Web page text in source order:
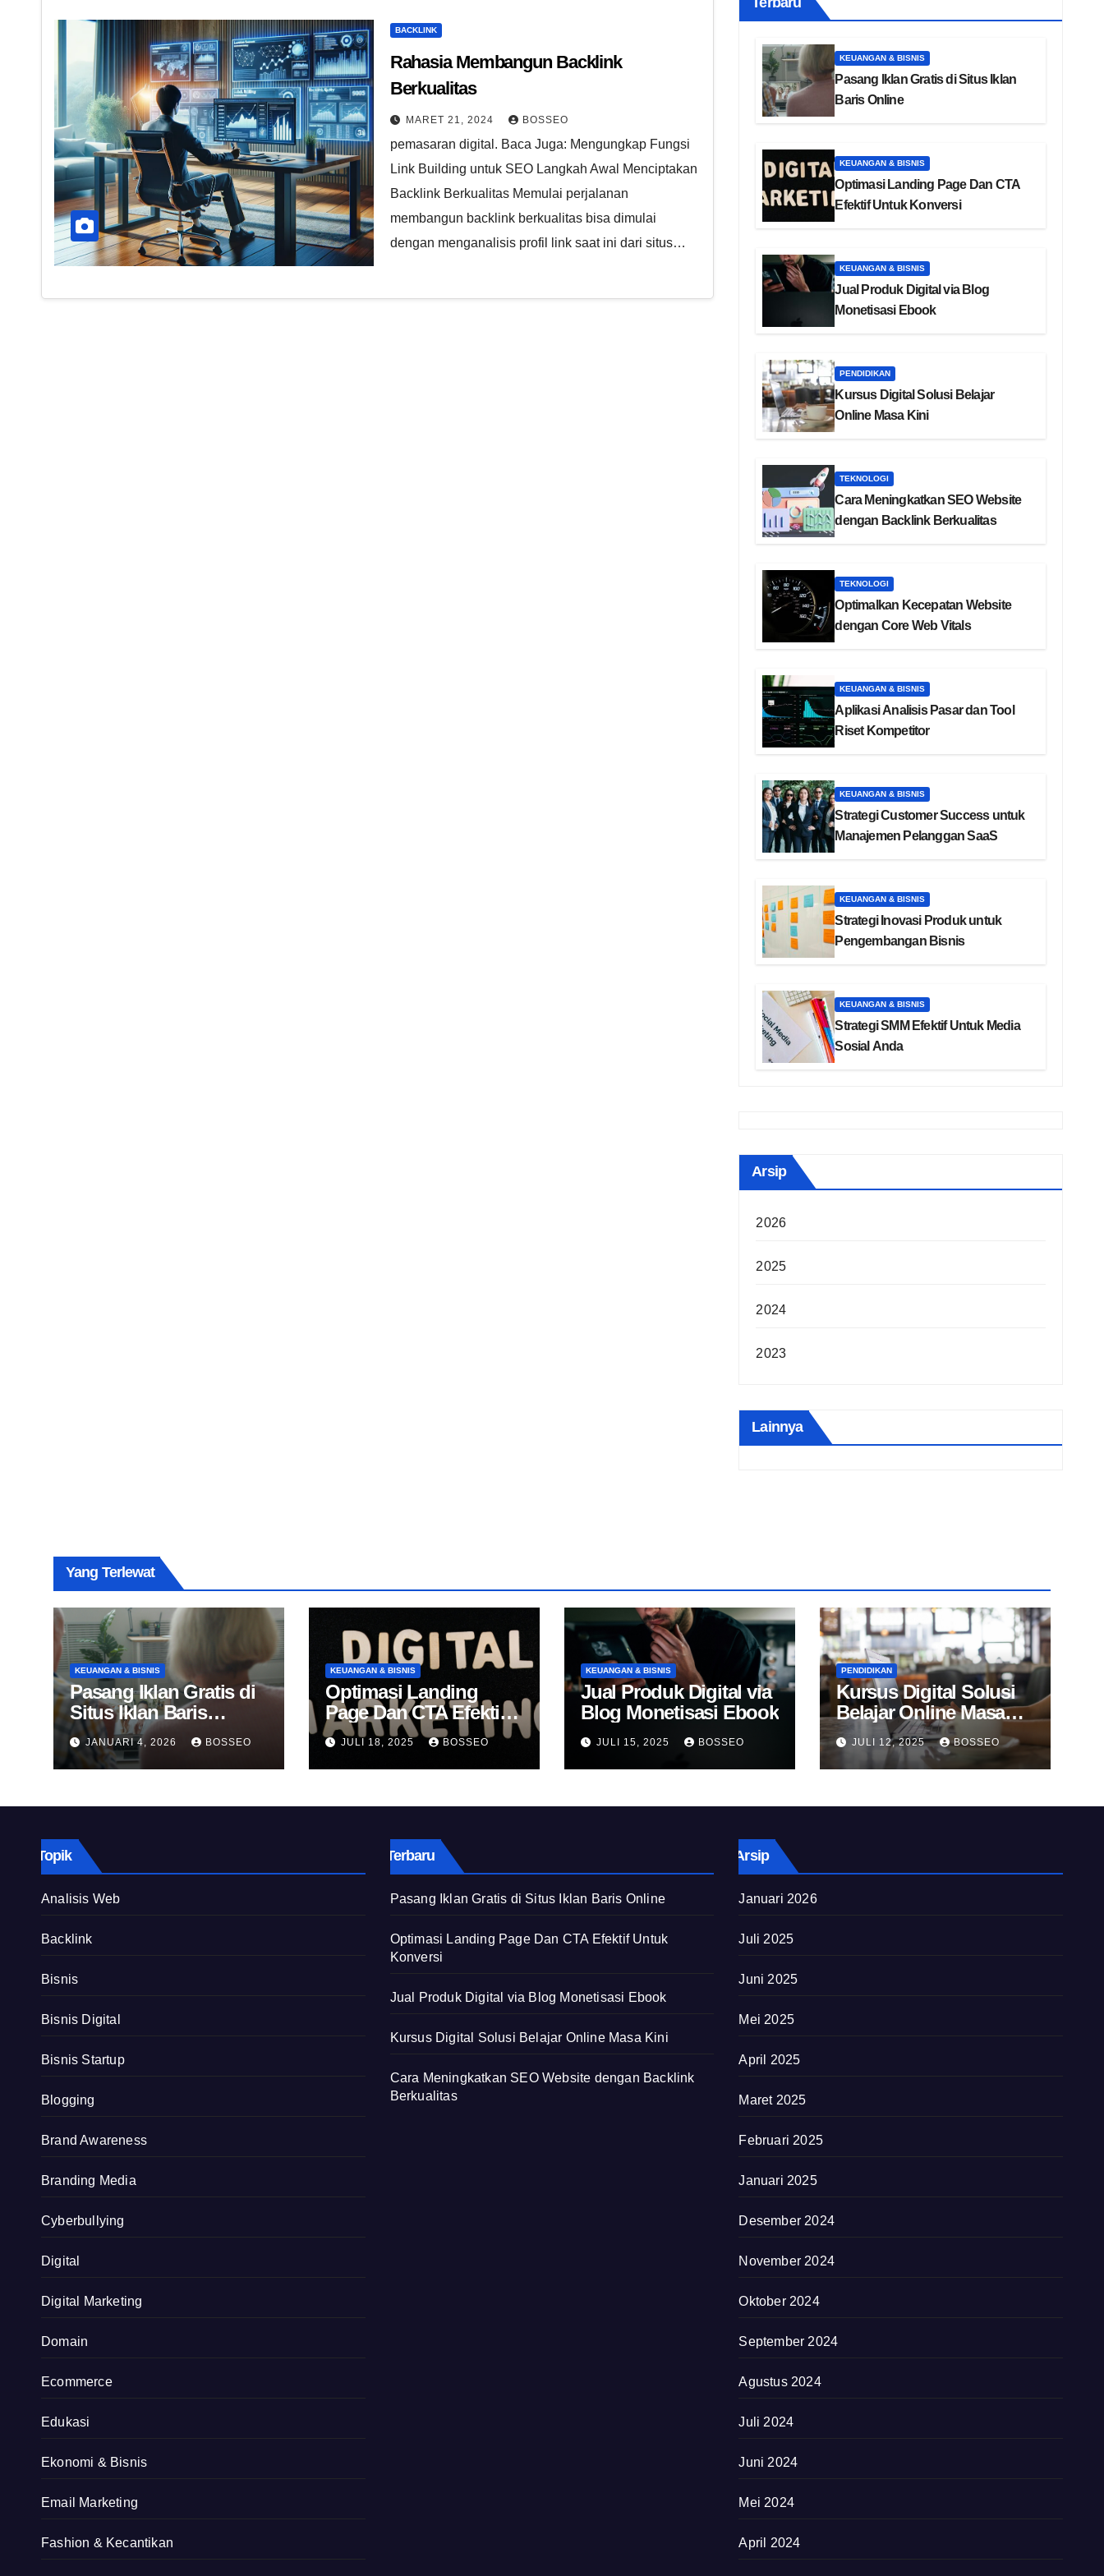
BACKLINK
Rahasia Membangun Backlink
Berkualitas
MARET 21, 2024 BOSSEO
pemasaran digital. Baca Juga: Mengungkap Fungsi
Link Building untuk SEO Langkah Awal Menciptakan
Backlink Berkualitas Memulai perjalanan
membangun backlink berkualitas bisa dimulai
dengan menganalisis profil link saat ini dari situs…
KEUANGAN & BISNIS
Pasang Iklan Gratis di Situs Iklan
Baris Online
KEUANGAN & BISNIS
Optimasi Landing Page Dan CTA
Efektif Untuk Konversi
KEUANGAN & BISNIS
Jual Produk Digital via Blog
Monetisasi Ebook
PENDIDIKAN
Kursus Digital Solusi Belajar
Online Masa Kini
TEKNOLOGI
Cara Meningkatkan SEO Website
dengan Backlink Berkualitas
TEKNOLOGI
Optimalkan Kecepatan Website
dengan Core Web Vitals
KEUANGAN & BISNIS
Aplikasi Analisis Pasar dan Tool
Riset Kompetitor
KEUANGAN & BISNIS
Strategi Customer Success untuk
Manajemen Pelanggan SaaS
KEUANGAN & BISNIS
Strategi Inovasi Produk untuk
Pengembangan Bisnis
KEUANGAN & BISNIS
Strategi SMM Efektif Untuk Media
Sosial Anda
Arsip
2026
2025
2024
2023
Lainnya
Yang Terlewat
KEUANGAN & BISNIS
Pasang Iklan Gratis di
Situs Iklan Baris
Online
JANUARI 4, 2026 BOSSEO
KEUANGAN & BISNIS
Optimasi Landing
Page Dan CTA Efektif
Untuk Konversi
JULI 18, 2025 BOSSEO
KEUANGAN & BISNIS
Jual Produk Digital via
Blog Monetisasi Ebook
JULI 15, 2025 BOSSEO
PENDIDIKAN
Kursus Digital Solusi
Belajar Online Masa
KiniJULI 12, 2025 BOSSEO
Topik
Analisis Web
Backlink
Bisnis
Bisnis Digital
Bisnis Startup
Blogging
Brand Awareness
Branding Media
Cyberbullying
Digital
Digital Marketing
Domain
Ecommerce
Edukasi
Ekonomi & Bisnis
Email Marketing
Fashion & Kecantikan
Terbaru
Pasang Iklan Gratis di Situs Iklan Baris Online
Optimasi Landing Page Dan CTA Efektif Untuk
Konversi
Jual Produk Digital via Blog Monetisasi Ebook
Kursus Digital Solusi Belajar Online Masa Kini
Cara Meningkatkan SEO Website dengan Backlink
Berkualitas
Arsip
Januari 2026
Juli 2025
Juni 2025
Mei 2025
April 2025
Maret 2025
Februari 2025
Januari 2025
Desember 2024
November 2024
Oktober 2024
September 2024
Agustus 2024
Juli 2024
Juni 2024
Mei 2024
April 2024